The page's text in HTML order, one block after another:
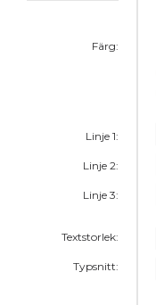
Färg:
Linje 1:
Linje 2:
Linje 3:
Textstorlek:
Typsnitt: